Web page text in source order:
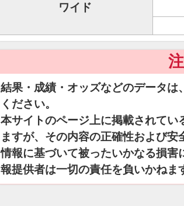
ワイド
結果・成績・オッズなどのデータ
ください。
本サイトのページ上に掲載されてい
ますが、その内容の正確性および
情報に基づいて被ったいかなる損
報提供者は一切の責任を負いかねま